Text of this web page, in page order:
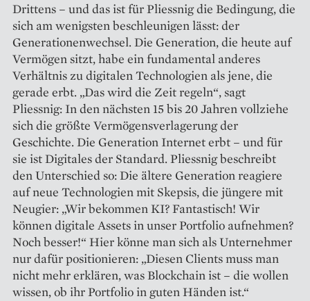
Drittens – und das ist für Pliessnig die Bedingung, die
sich am wenigsten beschleunigen lässt: der
Generationenwechsel. Die Generation, die heute auf
Vermögen sitzt, habe ein fundamental anderes
Verhältnis zu digitalen Technologien als jene, die
gerade erbt. „Das wird die Zeit regeln“, sagt
Pliessnig: In den nächsten 15 bis 20 Jahren vollziehe
sich die größte Vermögensverlagerung der
Geschichte. Die Generation Internet erbt – und für
sie ist Digitales der Standard. Pliessnig beschreibt
den Unterschied so: Die ältere Generation reagiere
auf neue Technologien mit Skepsis, die jüngere mit
Neugier: „Wir bekommen KI? Fantastisch! Wir
können digitale Assets in unser Portfolio aufnehmen?
Noch besser!“ Hier könne man sich als Unternehmer
nur dafür positionieren: „Diesen Clients muss man
nicht mehr erklären, was Blockchain ist – die wollen
wissen, ob ihr Portfolio in guten Händen ist.“